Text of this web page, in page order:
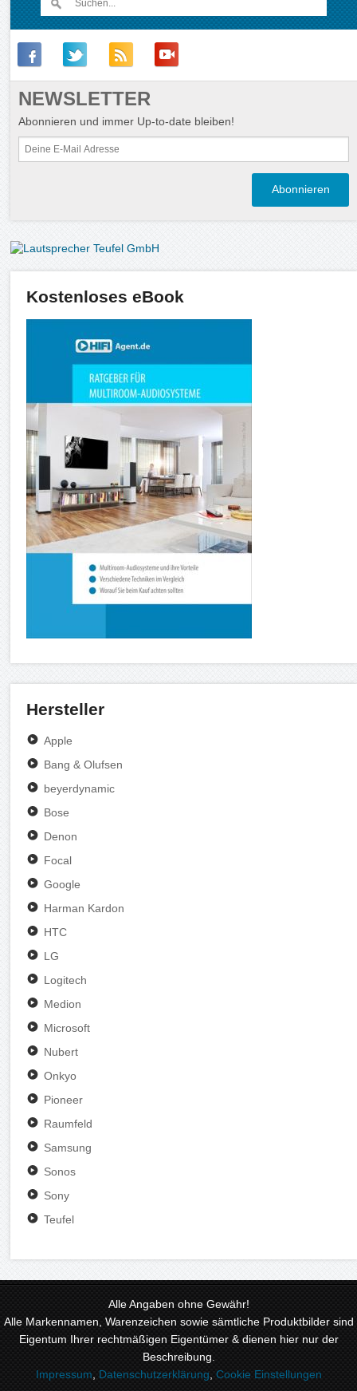
NEWSLETTER
Abonnieren und immer Up-to-date bleiben!
Kostenloses eBook
Hersteller
Apple
Bang & Olufsen
beyerdynamic
Bose
Denon
Focal
Google
Harman Kardon
HTC
LG
Logitech
Medion
Microsoft
Nubert
Onkyo
Pioneer
Raumfeld
Samsung
Sonos
Sony
Teufel
Alle Angaben ohne Gewähr!
Alle Markennamen, Warenzeichen sowie sämtliche Produktbilder sind
Eigentum Ihrer rechtmäßigen Eigentümer & dienen hier nur der
Beschreibung.
Impressum
Datenschutzerklärung Cookie Einstellungen